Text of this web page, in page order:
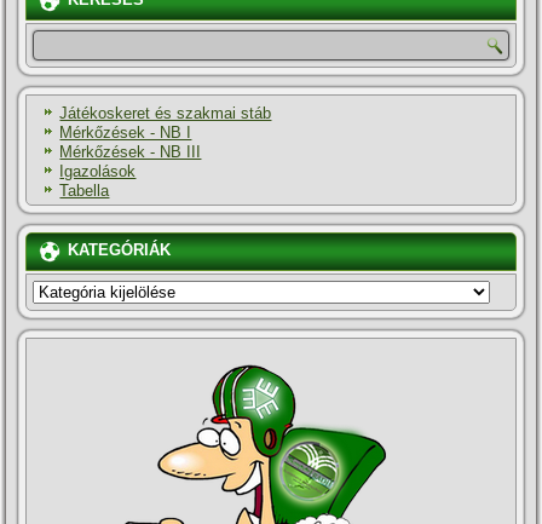
Játékoskeret és szakmai stáb
Mérkőzések - NB I
Mérkőzések - NB III
Igazolások
Tabella
KATEGÓRIÁK
KATEGÓRIÁK